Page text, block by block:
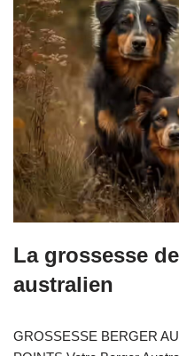
La grossesse
australien
GROSSESSE BERGER